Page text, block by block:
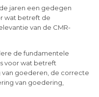
jaren een gedegen
wat betreft de
van de CMR-
de fundamentele
voor wat betreft
goederen, de correcte
van goedering,